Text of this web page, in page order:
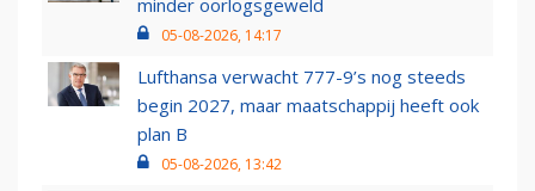
05-08-2026, 14:17
Lufthansa verwacht 777-9’s nog steeds
begin 2027, maar maatschappij heeft ook
plan B
05-08-2026, 13:42